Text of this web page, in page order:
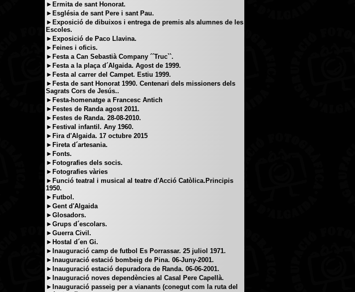
►Ermita de sant Honorat.
►Església de sant Pere i sant Pau.
►Exposició de dibuixos i entrega de premis als alumnes de les
Escoles.
►Exposició de Paco Llavina.
►Feines i oficis.
►Festa a Can Sebastià Company ´´Truc``.
►Festa a la plaça d´Algaida. Agost de 1999.
►Festa al carrer del Campet. Estiu 1999.
►Festa de sant Honorat 1990. Centenari dels missioners dels
Sagrats Cors de Jesús..
►Festa-homenatge a Francesc Antich
►Festes de Randa agost 2011.
►Festes de Randa. 28-08-2010.
►Festival infantil. Any 1960.
►Fira d'Algaida. 17 octubre 2015
►Fireta d´artesania.
►Fonts.
►Fotografies dels socis.
►Fotografies vàries
►Funció teatral i musical al teatre d'Acció Catòlica.Principis
1950.
►Futbol.
►Gent d'Algaida
►Glosadors.
►Grups d´escolars.
►Guerra Civil.
►Hostal d´en Gi.
►Inauguració camp de futbol Es Porrassar. 25 juliol 1971.
►Inauguració estació bombeig de Pina. 06-Juny-2001.
►Inauguració estació depuradora de Randa. 06-06-2001.
►Inauguració noves dependències al Casal Pere Capellà.
►Inauguració passeig per a vianants (conegut com la ruta del